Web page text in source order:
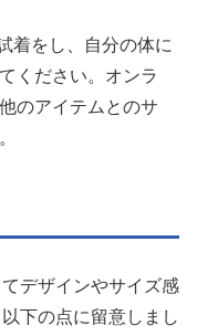
着をし、自分の体に
ください。オンラ
のアイテムとのサ
デザインやサイズ感
下の点に留意しまし